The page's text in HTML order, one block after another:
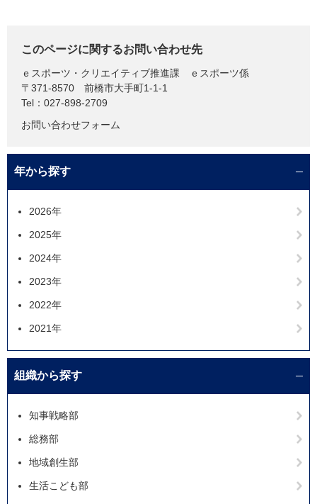
このページに関するお問い合わせ先
ｅスポーツ・クリエイティブ推進課
ｅスポーツ係
〒371-8570
前橋市大手町1-1-1
Tel：027-898-2709
お問い合わせフォーム
年から探す
2026年
2025年
2024年
2023年
2022年
2021年
組織から探す
知事戦略部
総務部
地域創生部
生活こども部